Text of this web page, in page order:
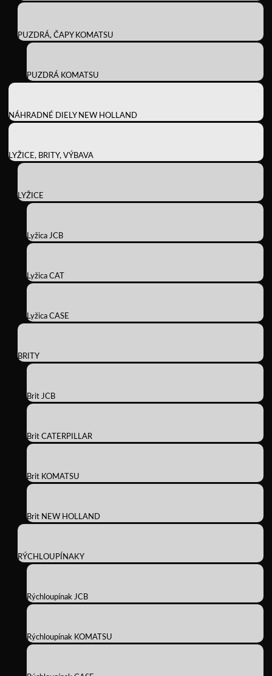
PUZDRÁ, ČAPY KOMATSU
PUZDRÁ KOMATSU
NÁHRADNÉ DIELY NEW HOLLAND
LYŽICE, BRITY, VÝBAVA
LYŽICE
Lyžica JCB
Lyžica CAT
Lyžica CASE
BRITY
Brit JCB
Brit CATERPILLAR
Brit KOMATSU
Brit NEW HOLLAND
RÝCHLOUPÍNAKY
Rýchloupínak JCB
Rýchloupínak KOMATSU